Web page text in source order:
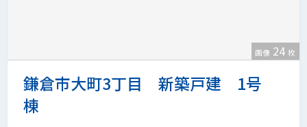
鎌倉市大町3丁目 新築戸建 1号
棟
画像 24 枚